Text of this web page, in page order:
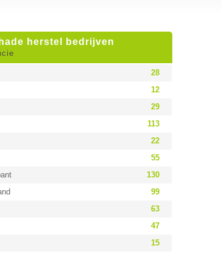
herstel bedrijven
28
12
29
113
22
55
130
99
63
47
15